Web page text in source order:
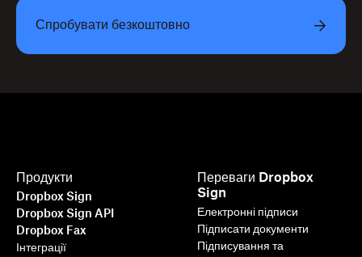
Спробувати безкоштовно
Продукти
Dropbox Sign
Dropbox Sign API
Dropbox Fax
Інтеграції
Переваги Dropbox
Sign
Електронні підписи
Підписати документи
Підписування та